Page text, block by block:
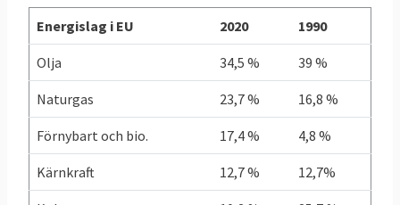
Sverige
5,03
4,21
toe
- 16 %
Källor: Klicka på länkarna i tabellen för att se
källa.
Grekland redan i mål
Energislag i EU 2020 1990
Olja 34,5 % 39 %
Naturgas 23,7 % 16,8 %
Förnybart och bio. 17,4 % 4,8 %
Kärnkraft 12,7 % 12,7%